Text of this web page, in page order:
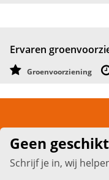
Ervaren
Groenvoorziening
Geen
Schrijf je in, wij